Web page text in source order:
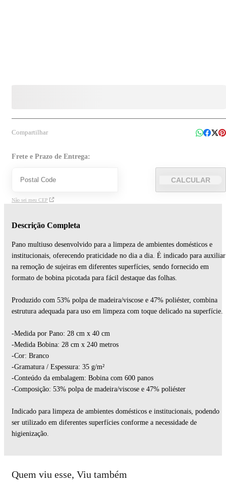
Compartilhar
Frete e Prazo de Entrega:
CALCULAR
Não sei meu CEP
Descrição Completa
Pano multiuso desenvolvido para a limpeza de ambientes domésticos e
institucionais, oferecendo praticidade no dia a dia. É indicado para auxiliar
na remoção de sujeiras em diferentes superfícies, sendo fornecido em
formato de bobina picotada para fácil destaque das folhas.
Produzido com 53% polpa de madeira/viscose e 47% poliéster, combina
estrutura adequada para uso em limpeza com toque delicado na superfície.
-Medida por Pano: 28 cm x 40 cm
-Medida Bobina: 28 cm x 240 metros
-Cor: Branco
-Gramatura / Espessura: 35 g/m²
-Conteúdo da embalagem: Bobina com 600 panos
-Composição: 53% polpa de madeira/viscose e 47% poliéster
Indicado para limpeza de ambientes domésticos e institucionais, podendo
ser utilizado em diferentes superfícies conforme a necessidade de
higienização.
Quem viu esse, Viu também